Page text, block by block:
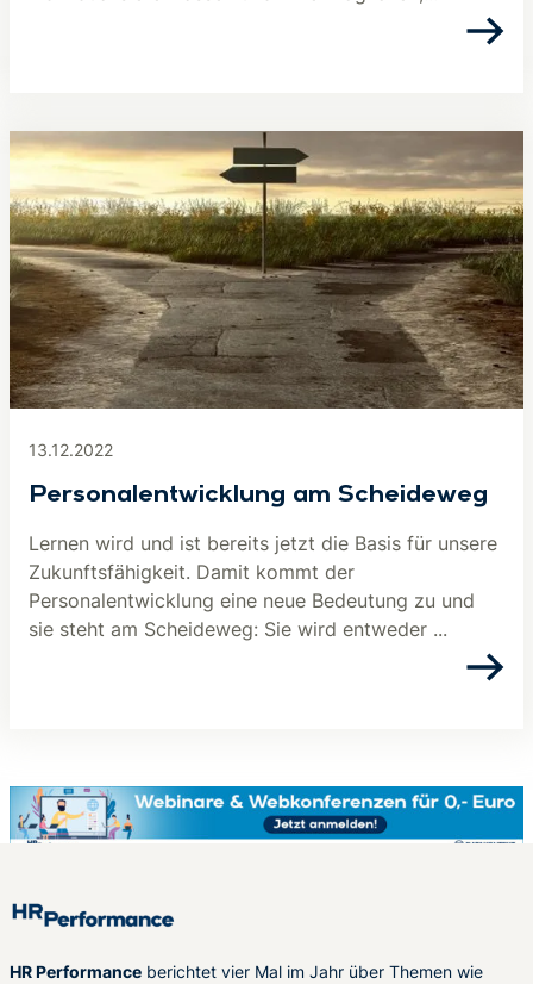
13.12.2022
Personalentwicklung am Scheideweg
Lernen wird und ist bereits jetzt die Basis für unsere
Zukunftsfähigkeit. Damit kommt der
Personalentwicklung eine neue Bedeutung zu und
sie steht am Scheideweg: Sie wird entweder ...
HR Performance berichtet vier Mal im Jahr über Themen wie